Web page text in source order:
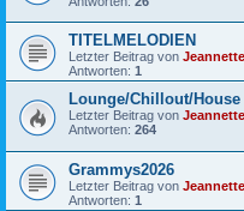
TITELMELODIEN
Letzter Beitrag von
Antworten: 1
Lounge/Chillout/House
Letzter Beitrag von
Antworten: 264
Grammys2026
Letzter Beitrag von
Antworten: 1